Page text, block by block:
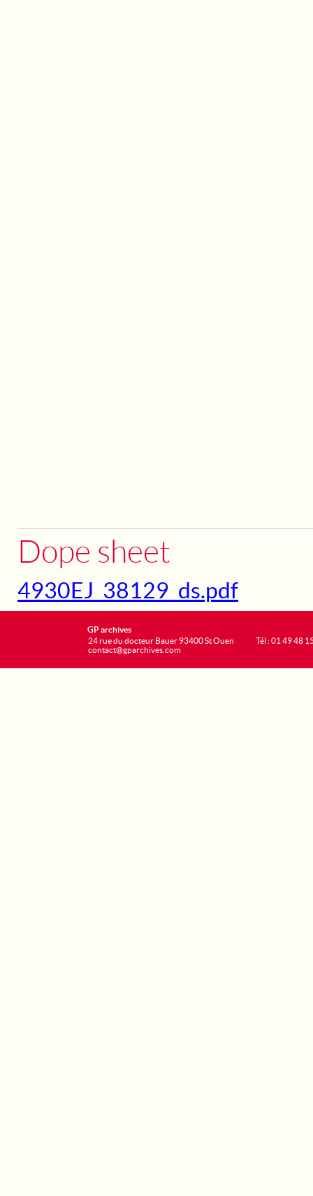
Dope sheet
4930EJ_38129_ds.pdf
GP archives
24 rue du docteur Bauer 93400 St Ouen
contact@gparchives.com
Tél : 01 49 48